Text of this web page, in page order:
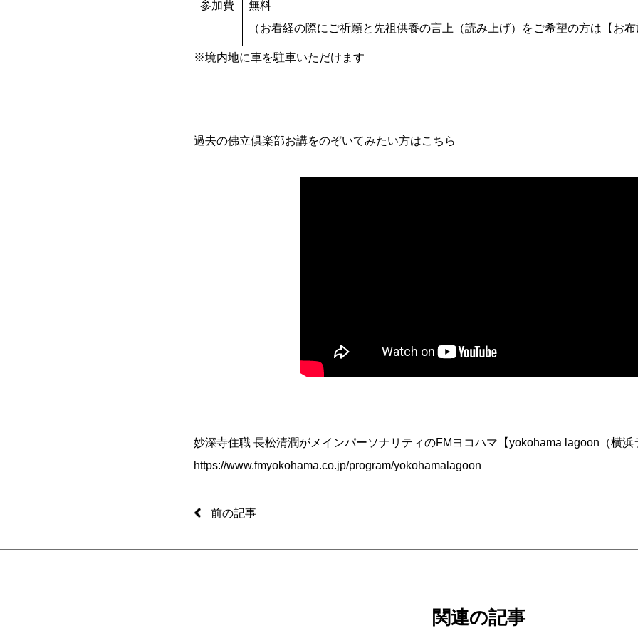
参加費
無料
（お看経の際にご祈願と先祖供養の言上（読み上げ）をご希望の方は【お布
※境内地に車を駐車いただけます
過去の佛立倶楽部お講をのぞいてみたい方はこちら
妙深寺住職 長松清潤がメインパーソナリティのFMヨコハマ【yokohama lagoon（横浜
https://www.fmyokohama.co.jp/program/yokohamalagoon
前の記事
関連の記事